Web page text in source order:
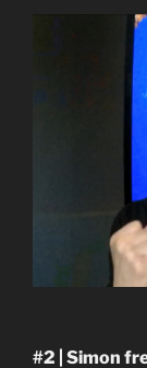
#2 | Simon